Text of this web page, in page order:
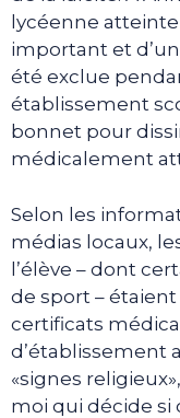
lycéenne atteinte
important et
été exclue
établissement
bonnet pour
médicalement
Selon les
médias locaux,
l’élève – dont
de sport –
certificats
d’établissement
«signes
moi qui décide si